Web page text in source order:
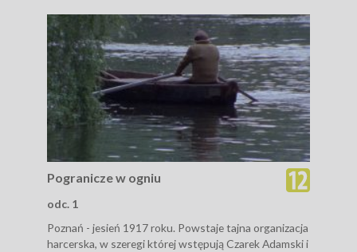
Pogranicze w ogniu
odc. 1
Poznań - jesień 1917 roku. Powstaje tajna organizacja
harcerska, w szeregi której wstępują Czarek Adamski i